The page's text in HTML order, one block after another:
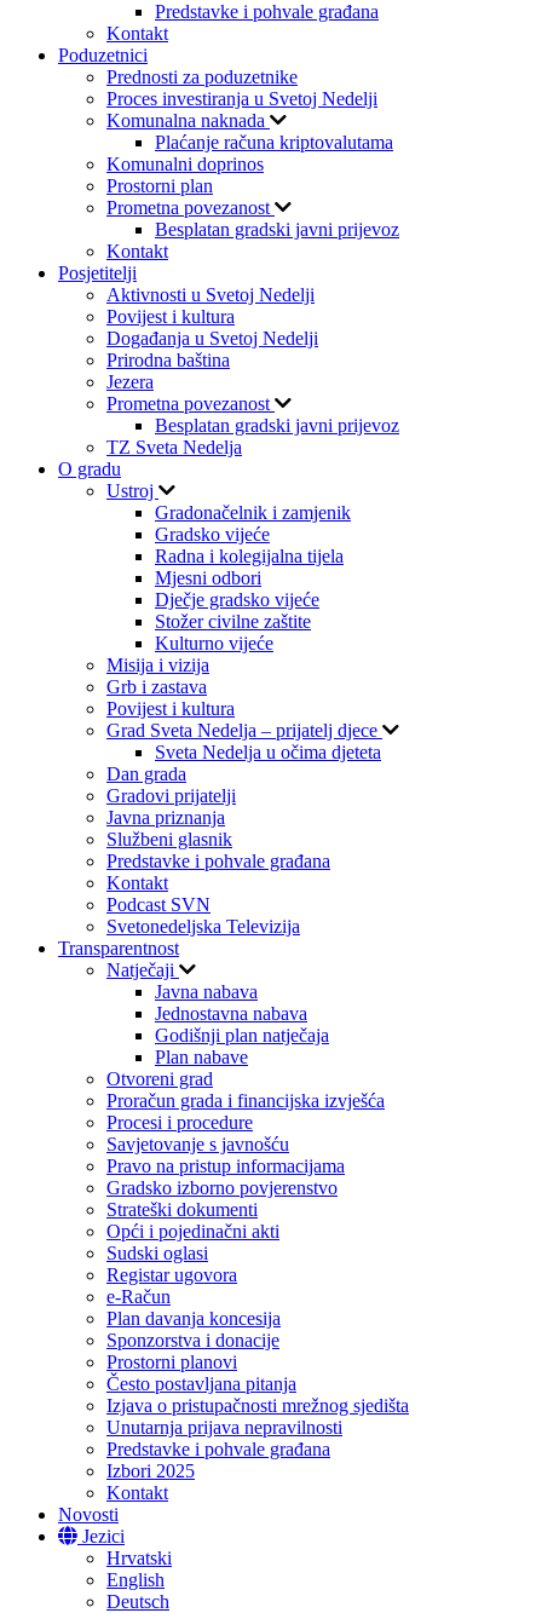
Predstavke i pohvale građana
Kontakt
Poduzetnici
Prednosti za poduzetnike
Proces investiranja u Svetoj Nedelji
Komunalna naknada
Plaćanje računa kriptovalutama
Komunalni doprinos
Prostorni plan
Prometna povezanost
Besplatan gradski javni prijevoz
Kontakt
Posjetitelji
Aktivnosti u Svetoj Nedelji
Povijest i kultura
Događanja u Svetoj Nedelji
Prirodna baština
Jezera
Prometna povezanost
Besplatan gradski javni prijevoz
TZ Sveta Nedelja
O gradu
Ustroj
Gradonačelnik i zamjenik
Gradsko vijeće
Radna i kolegijalna tijela
Mjesni odbori
Dječje gradsko vijeće
Stožer civilne zaštite
Kulturno vijeće
Misija i vizija
Grb i zastava
Povijest i kultura
Grad Sveta Nedelja – prijatelj djece
Sveta Nedelja u očima djeteta
Dan grada
Gradovi prijatelji
Javna priznanja
Službeni glasnik
Predstavke i pohvale građana
Kontakt
Podcast SVN
Svetonedeljska Televizija
Transparentnost
Natječaji
Javna nabava
Jednostavna nabava
Godišnji plan natječaja
Plan nabave
Otvoreni grad
Proračun grada i financijska izvješća
Procesi i procedure
Savjetovanje s javnošću
Pravo na pristup informacijama
Gradsko izborno povjerenstvo
Strateški dokumenti
Opći i pojedinačni akti
Sudski oglasi
Registar ugovora
e-Račun
Plan davanja koncesija
Sponzorstva i donacije
Prostorni planovi
Često postavljana pitanja
Izjava o pristupačnosti mrežnog sjedišta
Unutarnja prijava nepravilnosti
Predstavke i pohvale građana
Izbori 2025
Kontakt
Novosti
Jezici
Hrvatski
English
Deutsch